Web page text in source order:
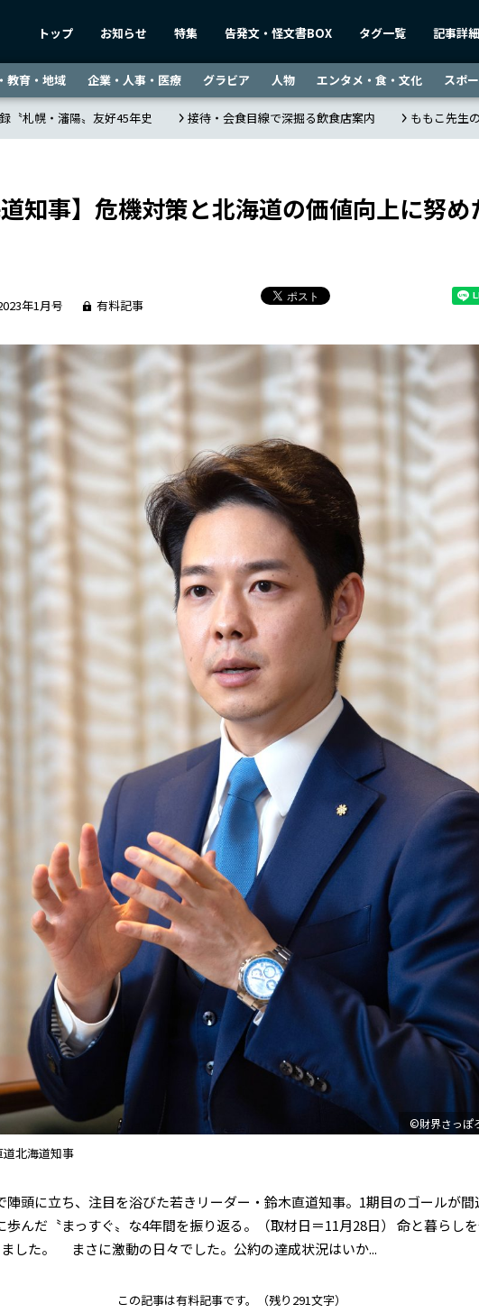
トップ お知らせ 特集 告発文・怪文書BOX タグ一覧 記事詳
教育・地域 企業・人事・医療 グラビア 人物 エンタメ・食・文化 スポ
〝札幌・瀋陽〟友好45年史 接待・会食目線で深掘る飲食店案内 ももこ先生
道知事】危機対策と北海道の価値向上に努
年1月号 有料記事
©財界さっぽ
道北海道知事
頭に立ち、注目を浴びた若きリーダー・鈴木直道知事。1期目のゴールが間
んだ〝まっすぐ〟な4年間を振り返る。（取材日＝11月28日） 命と暮らし
した。 ――まさに激動の日々でした。公約の達成状況はいか...
この記事は有料記事です。 （残り291文字）